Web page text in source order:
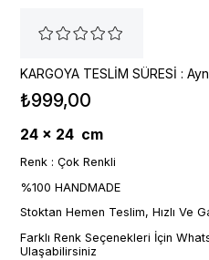
KARGOYA TESLİM SÜRESİ :
₺999,00
24 x 24 cm
Renk : Çok Renkli
%100 HANDMADE
Stoktan Hemen Teslim, Hızlı Ve
Farklı Renk Seçenekleri İçin
Ulaşabilirsiniz